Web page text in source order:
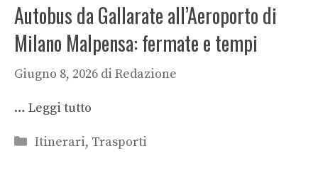
Autobus da Gallarate all’Aeroporto di
Milano Malpensa: fermate e tempi
Giugno 8, 2026 di Redazione
… Leggi tutto
Categorie
Itinerari, Trasporti